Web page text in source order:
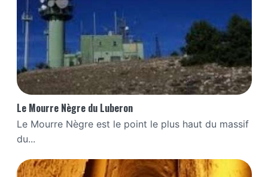
Le Mourre Nègre du Luberon
Le Mourre Nègre est le point le plus haut du massif
du...